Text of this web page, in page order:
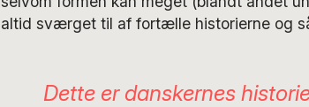
altid sværget til af fortælle historierne og
Dette er danskernes